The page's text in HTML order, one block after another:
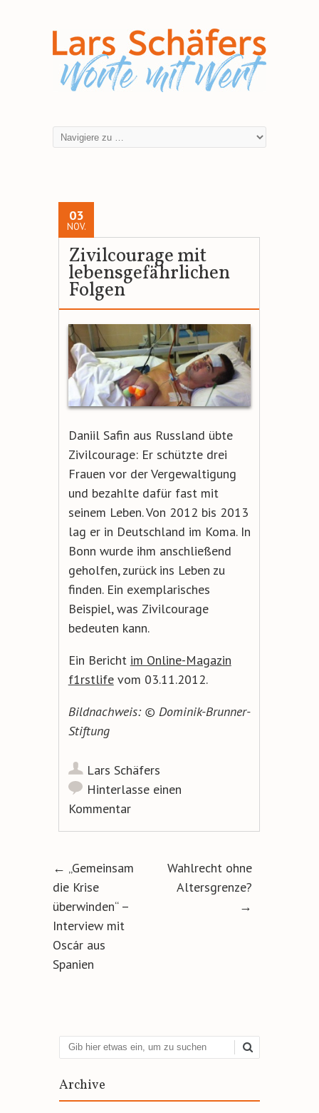
03
NOV.
Zivilcourage mit
lebensgefährlichen
Folgen
Daniil Safin aus Russland übte
Zivilcourage: Er schützte drei
Frauen vor der Vergewaltigung
und bezahlte dafür fast mit
seinem Leben. Von 2012 bis 2013
lag er in Deutschland im Koma. In
Bonn wurde ihm anschließend
geholfen, zurück ins Leben zu
finden. Ein exemplarisches
Beispiel, was Zivilcourage
bedeuten kann.
Ein Bericht im Online-Magazin
f1rstlifevom 03.11.2012.
Bildnachweis: © Dominik-Brunner-
Stiftung
Lars Schäfers
Hinterlasse einen
Kommentar
Artikel-Navigation
← „Gemeinsam
die Krise
überwinden“ –
Interview mit
Oscár aus
Spanien
Wahlrecht ohne
Altersgrenze?
→
Suchen
Archive